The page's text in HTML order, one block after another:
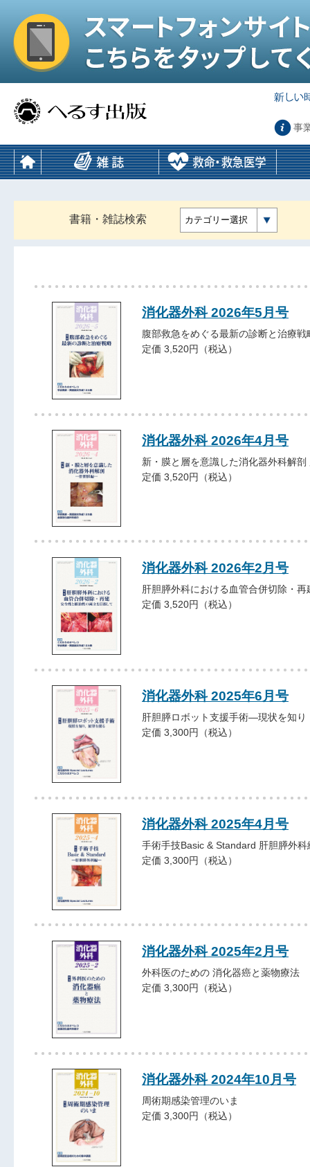
事
書籍・雑誌検索 カテゴリー選択
消化器外科 2026年5月号
腹部救急をめぐる最新の診断と治療戦
定価 3,520円（税込）
消化器外科 2026年4月号
新・膜と層を意識した消化器外科解剖
定価 3,520円（税込）
消化器外科 2026年2月号
肝胆膵外科における血管合併切除・再
定価 3,520円（税込）
消化器外科 2025年6月号
肝胆膵ロボット支援手術―現状を知り
定価 3,300円（税込）
消化器外科 2025年4月号
手術手技Basic & Standard 肝胆膵外科
定価 3,300円（税込）
消化器外科 2025年2月号
外科医のための 消化器癌と薬物療法
定価 3,300円（税込）
消化器外科 2024年10月号
周術期感染管理のいま
定価 3,300円（税込）